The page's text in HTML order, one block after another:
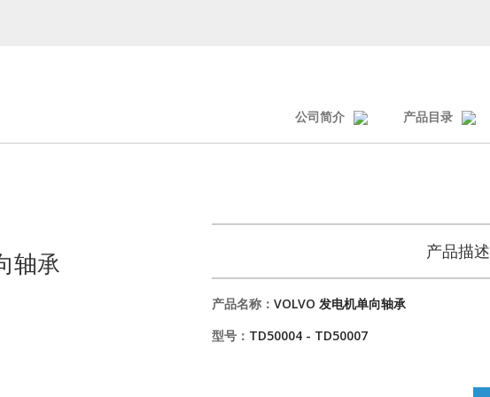
公司简介 产品目录
轴承 产品描述
产品名称： VOLVO 发电机单向轴承
型号： TD50004 - TD50007